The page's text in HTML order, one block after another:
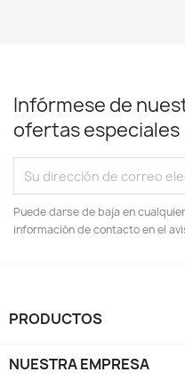
Infórmese de
ofertas especiales
Puede darse de baja en
información de contacto en el
PRODUCTOS
NUESTRA EMPRESA